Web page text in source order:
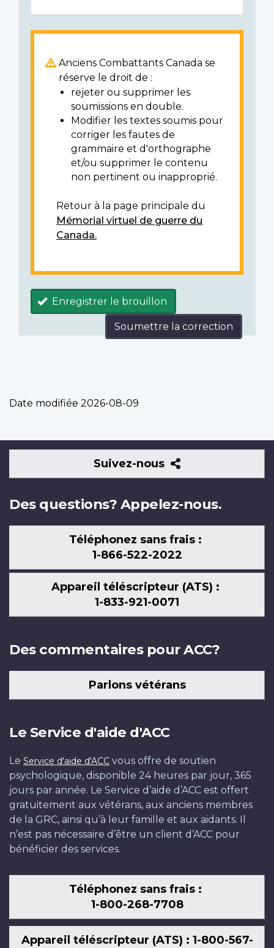
Anciens Combattants Canada se
réserve le droit de :
rejeter ou supprimer les
soumissions en double.
Modifier les textes soumis pour
corriger les fautes de
grammaire et d'orthographe
et/ou supprimer le contenu
non pertinent ou inapproprié.
Retour à la page principale du
Mémorial virtuel de guerre du
Canada.
Enregistrer le brouillon
Soumettre la correction
Date modifiée 2026-08-09
Suivez-nous
Suivez-
nous
Des questions? Appelez-nous.
Téléphonez sans frais :
1-866-522-2022
Appareil téléscripteur (ATS) :
1-833-921-0071
Des commentaires pour ACC?
Parlons vétérans
Le Service d'aide d'ACC
Le Service d'aide d'ACC vous offre de soutien
psychologique, disponible 24 heures par jour, 365
jours par année. Le Service d’aide d’ACC est offert
gratuitement aux vétérans, aux anciens membres
de la GRC, ainsi qu’à leur famille et aux aidants. Il
n’est pas nécessaire d’être un client d’ACC pour
bénéficier des services.
Téléphonez sans frais :
1-800-268-7708
Appareil téléscripteur (ATS) : 1-800-567-